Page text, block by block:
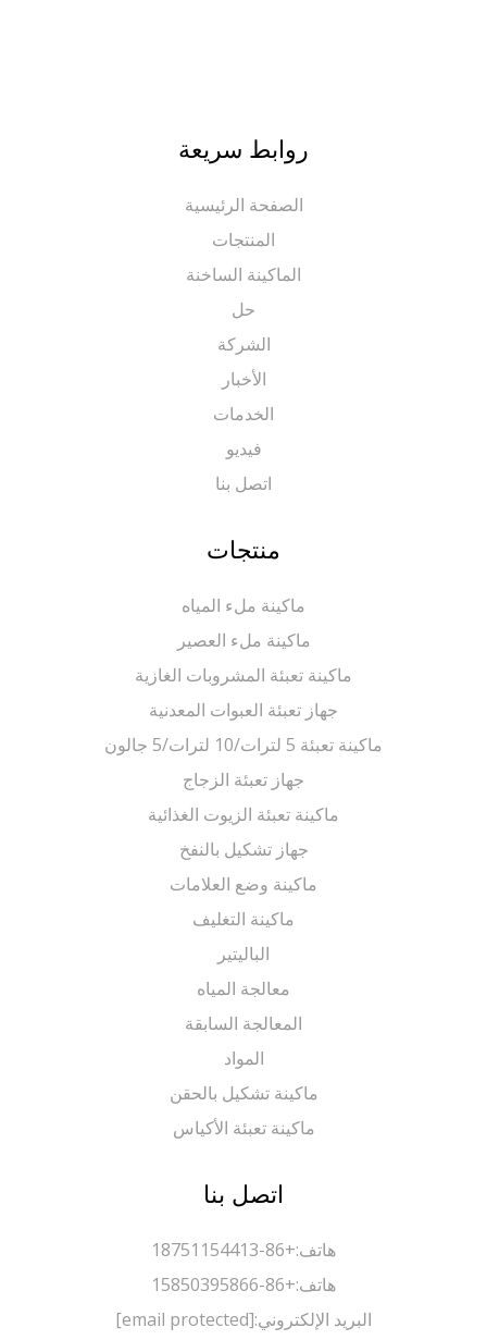
روابط سريعة
الصفحة الرئيسية
المنتجات
الماكينة الساخنة
الشركة
الخدمات
اتصل بنا
منتجات
ماكينة ملء المياه
ماكينة ملء العصير
ماكينة تعبئة المشروبات الغازية
جهاز تعبئة العبوات المعدنية
ماكينة تعبئة 5 لترات/10 لترات/5 جالون
جهاز تعبئة الزجاج
ماكينة تعبئة الزيوت الغذائية
جهاز تشكيل بالنفخ
ماكينة وضع العلامات
ماكينة التغليف
الباليتير
معالجة المياه
المعالجة السابقة
ماكينة تشكيل بالحقن
ماكينة تعبئة الأكياس
اتصل بنا
+86-18751154413
+86-15850395866
البريد الإلكتروني:[email protected]